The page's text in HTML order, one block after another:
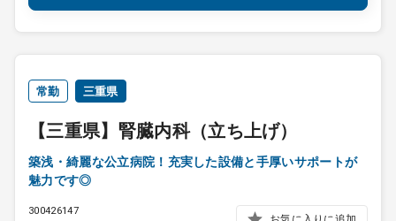
常勤 三重県
【三重県】腎臓内科（立ち上げ）
築浅・綺麗な公立病院！充実した設備と手厚いサポートが
魅力です◎
300426147